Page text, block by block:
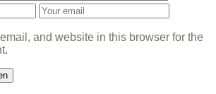
and website in this browser for the